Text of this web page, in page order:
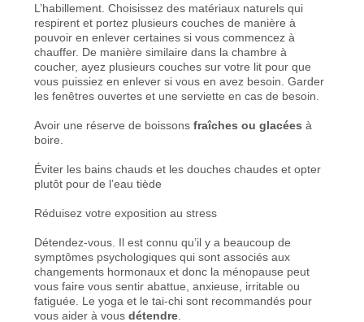
L’habillement. Choisissez des matériaux naturels qui
respirent et portez plusieurs couches de manière à
pouvoir en enlever certaines si vous commencez à
chauffer. De manière similaire dans la chambre à
coucher, ayez plusieurs couches sur votre lit pour que
vous puissiez en enlever si vous en avez besoin. Garder
les fenêtres ouvertes et une serviette en cas de besoin.
Avoir une réserve de boissonsfraîches ou glacées à
boire.
Éviter les bains chauds et les douches chaudes et opter
plutôt pour de l’eau tiède
Réduisez votre exposition au stress
Détendez-vous. Il est connu qu’il y a beaucoup de
symptômes psychologiques qui sont associés aux
changements hormonaux et donc la ménopause peut
vous faire vous sentir abattue, anxieuse, irritable ou
fatiguée. Le yoga et le tai-chi sont recommandés pour
vous aider à vousdétendre